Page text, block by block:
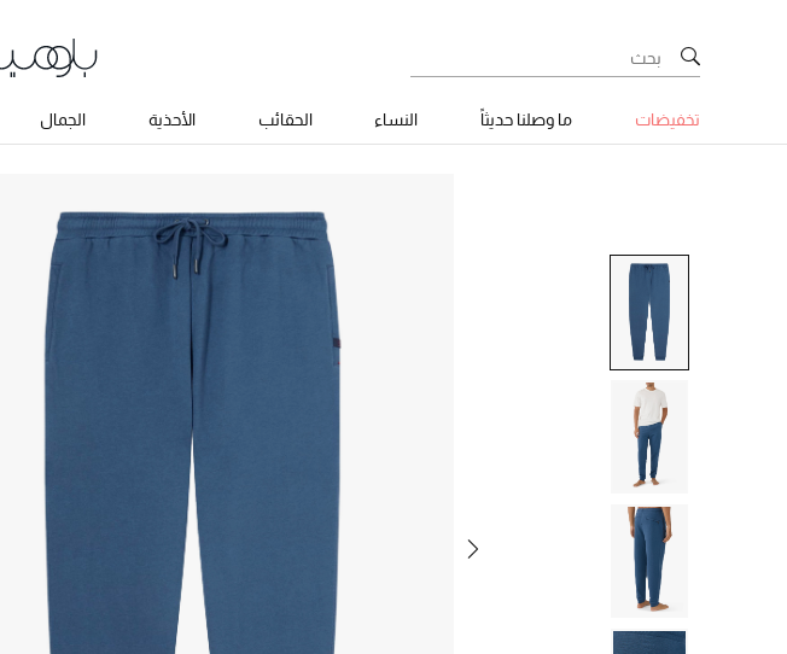
تخفيضات ما وصلنا حديثاً النساء الحقائب الأحذية الجمال